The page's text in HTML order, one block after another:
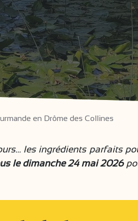
en Drôme des Collines
les ingrédients parfaits
le dimanche 24 mai 2026